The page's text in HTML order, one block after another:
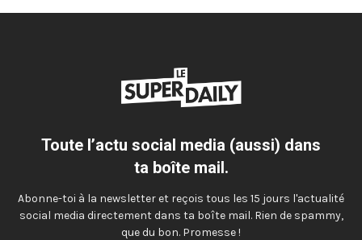
Toute l’actu social media (aussi) dans
ta boîte mail.
Abonne-toi à la newsletter et reçois tous les 15 jours l'actualité
social media directement dans ta boîte mail. Rien de spammy,
que du bon. Promesse !